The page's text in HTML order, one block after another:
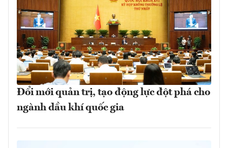
Đổi mới quản trị, tạo động lực đột phá cho
ngành dầu khí quốc gia